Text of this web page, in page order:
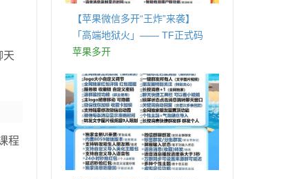
天
程
【苹果微信多开“王炸”来袭】
「高端地狱火」—— TF正式码
+斗战神8073包，7天退换，安全
苹果多开